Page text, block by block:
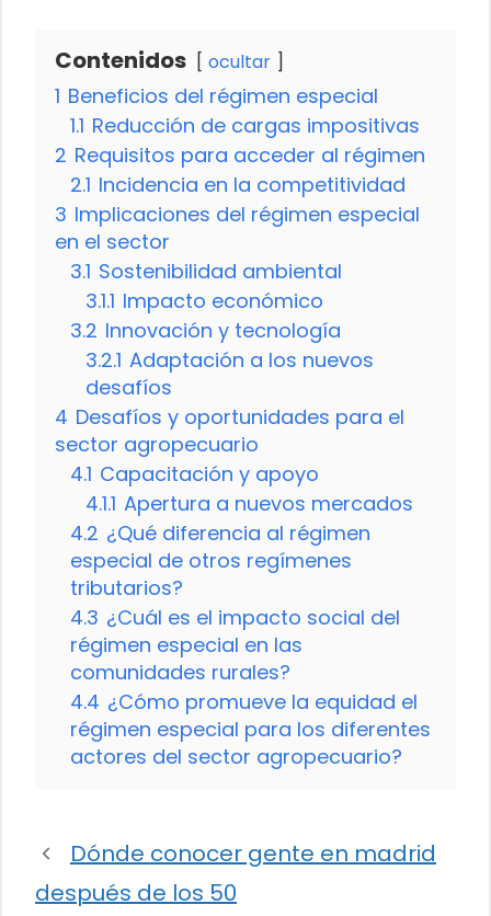
Contenidos ocultar
1 Beneficios del régimen especial
1.1 Reducción de cargas impositivas
2 Requisitos para acceder al régimen
2.1 Incidencia en la competitividad
3 Implicaciones del régimen especial
en el sector
3.1 Sostenibilidad ambiental
3.1.1 Impacto económico
3.2 Innovación y tecnología
3.2.1 Adaptación a los nuevos
desafíos
4 Desafíos y oportunidades para el
sector agropecuario
4.1 Capacitación y apoyo
4.1.1 Apertura a nuevos mercados
4.2 ¿Qué diferencia al régimen
especial de otros regímenes
tributarios?
4.3 ¿Cuál es el impacto social del
régimen especial en las
comunidades rurales?
4.4 ¿Cómo promueve la equidad el
régimen especial para los diferentes
actores del sector agropecuario?
Dónde conocer gente en madrid
después de los 50